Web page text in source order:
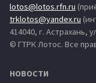
lotos@lotos.rfn.ru
trklotos@yandex.ru
414040, г. Астрахань,
© ГТРК Лотос. Все
НОВОСТИ